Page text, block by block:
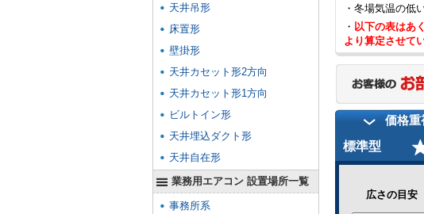
・冬場気温の低
・ 以下の表はあ
より算定させて
価格重
標準型
広さの目安
天井吊形
床置形
壁掛形
天井カセット形2方向
天井カセット形1方向
ビルトイン形
天井埋込ダクト形
天井自在形
業務用エアコン 設置場所一覧
事務所系